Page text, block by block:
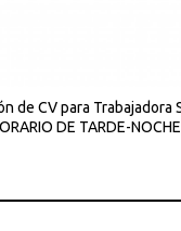
de CV para Trabajadora
DE TARDE-NOCHE